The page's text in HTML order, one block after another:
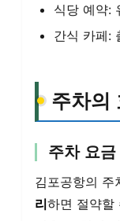
식당 예약:
간식 카페:
주차의
주차 요금
김포공항의 주
리하면 절약할